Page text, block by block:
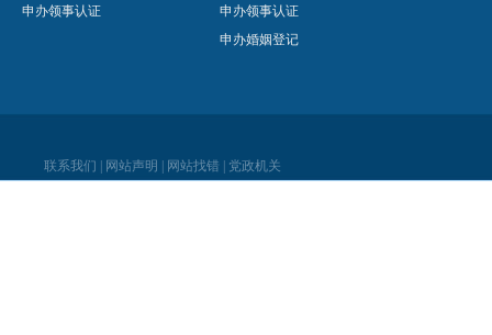
申办领事认证
申办领事认证
申办婚姻登记
联系我们 网站声明 网站找错 党政机关